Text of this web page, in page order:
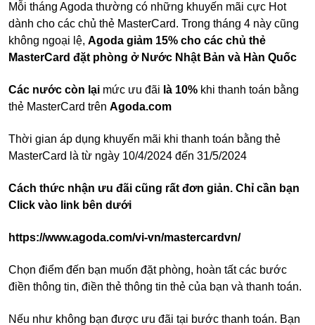
Mỗi tháng Agoda thường có những khuyến mãi cực Hot
dành cho các chủ thẻ MasterCard. Trong tháng 4 này cũng
không ngoại lệ, Agoda giảm 15% cho các chủ thẻ
MasterCard đặt phòng ở Nước Nhật Bản và Hàn Quốc
Các nước còn lại mức ưu đãi là 10% khi thanh toán bằng
thẻ MasterCard trên Agoda.com
Thời gian áp dụng khuyến mãi khi thanh toán bằng thẻ
MasterCard là từ ngày 10/4/2024 đến 31/5/2024
Cách thức nhận ưu đãi cũng rất đơn giản. Chỉ cần bạn
Click vào link bên dưới
https://www.agoda.com/vi-vn/mastercardvn/
Chọn điểm đến bạn muốn đặt phòng, hoàn tất các bước
điền thông tin, điền thẻ thông tin thẻ của bạn và thanh toán.
Nếu như không bạn được ưu đãi tại bước thanh toán. Bạn